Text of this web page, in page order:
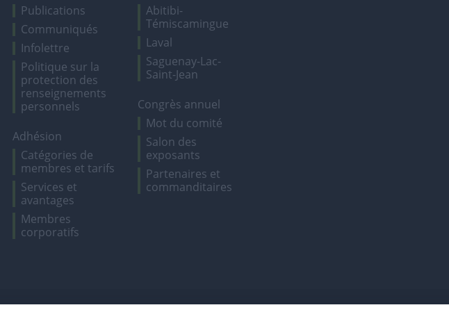
Publications
Communiqués
Infolettre
Politique sur la
protection des
renseignements
personnels
Adhésion
Catégories de
membres et tarifs
Services et
avantages
Membres
corporatifs
Abitibi-
Témiscamingue
Laval
Saguenay-Lac-
Saint-Jean
Congrès annuel
Mot du comité
Salon des
exposants
Partenaires et
commanditaires